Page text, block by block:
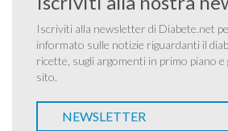
Iscriviti alla newsletter di Diabete.net
informato sulle notizie riguardanti il
ricette, sugli argomenti in primo piano e
sito.
NEWSLETTER